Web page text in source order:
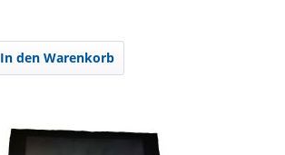
In den Warenkorb